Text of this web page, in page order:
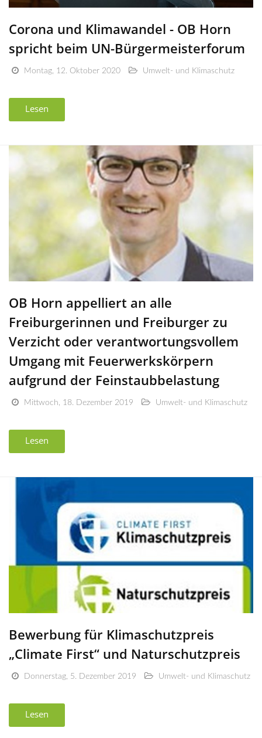
Corona und Klimawandel - OB Horn
spricht beim UN-Bürgermeisterforum
Montag, 12. Oktober 2020 Umwelt- und Klimaschutz
Lesen
OB Horn appelliert an alle
Freiburgerinnen und Freiburger zu
Verzicht oder verantwortungsvollem
Umgang mit Feuerwerkskörpern
aufgrund der Feinstaubbelastung
Mittwoch, 18. Dezember 2019 Umwelt- und Klimaschutz
Lesen
Bewerbung für Klimaschutzpreis
„Climate First“ und Naturschutzpreis
Donnerstag, 5. Dezember 2019 Umwelt- und Klimaschutz
Lesen